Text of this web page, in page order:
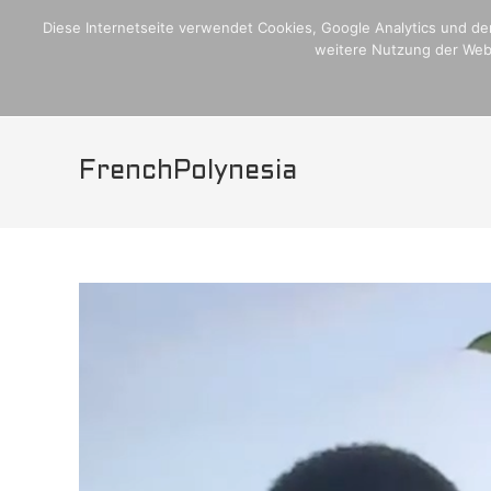
Home Crew,Schiff und Media Blogseite Plan
FrenchPolynesia
Diese Internetseite verwendet Cookies, Google Analytics und
weitere Nutzung der